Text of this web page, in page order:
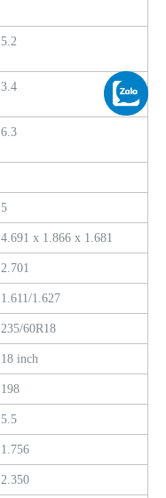
5.2
3.4
6.3
5
4.691 x 1.866 x 1.681
2.701
1.611/1.627
235/60R18
18 inch
198
5.5
1.756
2.350